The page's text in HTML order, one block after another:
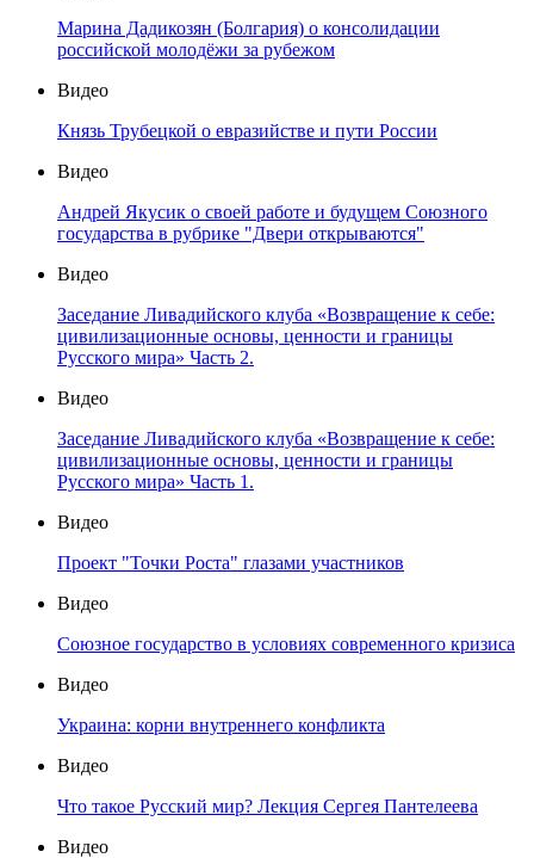
Марина Дадикозян (Болгария) о консолидации
российской молодёжи за рубежом
Видео
Князь Трубецкой о евразийстве и пути России
Видео
Андрей Якусик о своей работе и будущем Союзного
государства в рубрике "Двери открываются"
Видео
Заседание Ливадийского клуба «Возвращение к себе:
цивилизационные основы, ценности и границы
Русского мира» Часть 2.
Видео
Заседание Ливадийского клуба «Возвращение к себе:
цивилизационные основы, ценности и границы
Русского мира» Часть 1.
Видео
Проект "Точки Роста" глазами участников
Видео
Союзное государство в условиях современного кризиса
Видео
Украина: корни внутреннего конфликта
Видео
Что такое Русский мир? Лекция Сергея Пантелеева
Видео